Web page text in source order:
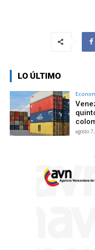
LO ÚLTIMO
agosto